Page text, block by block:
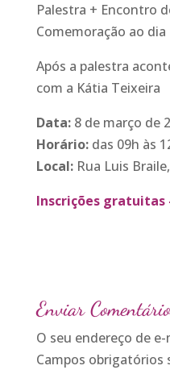
Palestra + Encontro
Comemoração ao
Após a palestra
com a Kátia Teixeira
Data:8 de março de
Horário:das 09h às
Local:Rua Luis
Inscrições gratuitas
Enviar Comentário
O seu endereço de
Campos obrigatórios